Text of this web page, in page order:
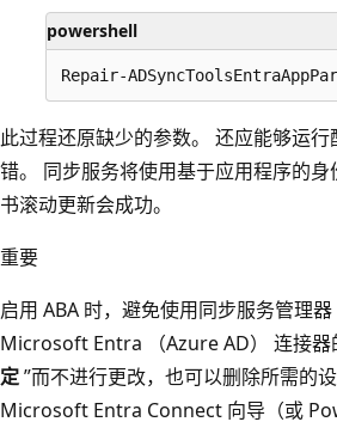
powershell
此过程还原缺少的参数。 还应能够运
错。 同步服务将使用基于应用程序的
书滚动更新会成功。
重要
启用 ABA 时，避免使用同步服务管理
Microsoft Entra （Azure AD） 连接器
定”而不进行更改，也可以删除所需的
Microsoft Entra Connect 向导（或